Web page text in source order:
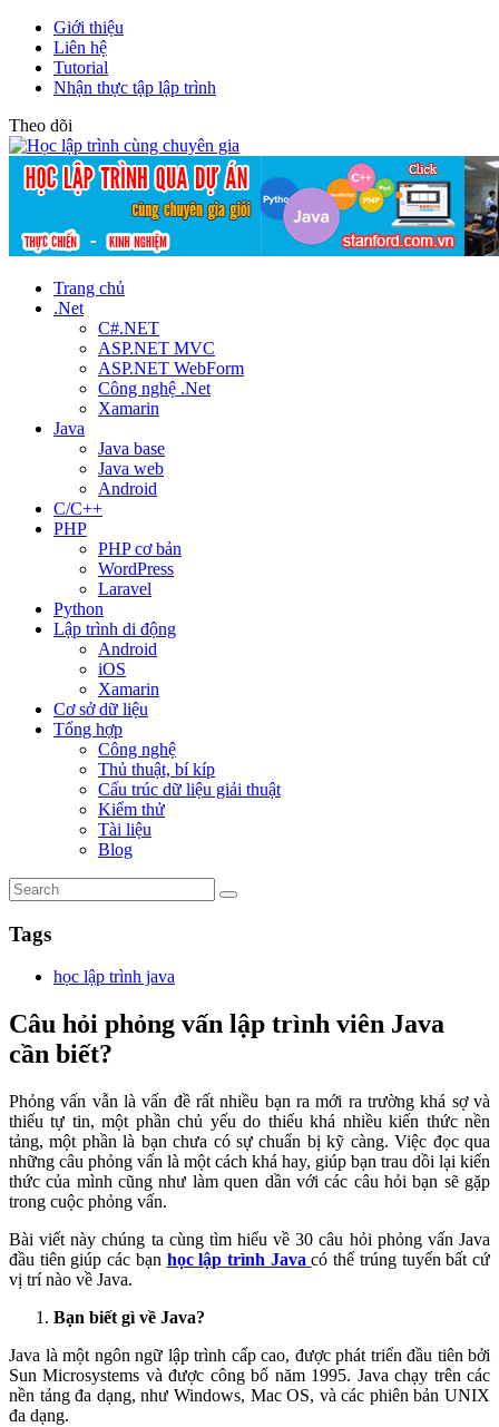
Giới thiệu
Liên hệ
Tutorial
Nhận thực tập lập trình
Theo dõi
Trang chủ
.Net
C#.NET
ASP.NET MVC
ASP.NET WebForm
Công nghệ .Net
Xamarin
Java
Java base
Java web
Android
C/C++
PHP
PHP cơ bản
WordPress
Laravel
Python
Lập trình di động
Android
iOS
Xamarin
Cơ sở dữ liệu
Tổng hợp
Công nghệ
Thủ thuật, bí kíp
Cấu trúc dữ liệu giải thuật
Kiểm thử
Tài liệu
Blog
Tags
học lập trình java
Câu hỏi phỏng vấn lập trình viên Java
cần biết?
Phỏng vấn vẫn là vấn đề rất nhiều bạn ra mới ra trường khá sợ và
thiếu tự tin, một phần chủ yếu do thiếu khá nhiều kiến thức nền
tảng, một phần là bạn chưa có sự chuẩn bị kỹ càng. Việc đọc qua
những câu phỏng vấn là một cách khá hay, giúp bạn trau dồi lại kiến
thức của mình cũng như làm quen dần với các câu hỏi bạn sẽ gặp
trong cuộc phỏng vấn.
Bài viết này chúng ta cùng tìm hiểu về 30 câu hỏi phỏng vấn Java
đầu tiên giúp các bạn học lập trình Java có thể trúng tuyển bất cứ
vị trí nào về Java.
Bạn biết gì về Java?
Java là một ngôn ngữ lập trình cấp cao, được phát triển đầu tiên bởi
Sun Microsystems và được công bố năm 1995. Java chạy trên các
nền tảng đa dạng, như Windows, Mac OS, và các phiên bản UNIX
đa dạng.